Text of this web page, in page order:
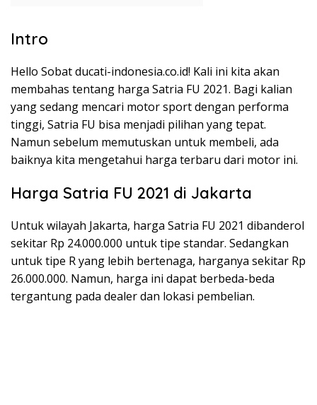
Intro
Hello Sobat ducati-indonesia.co.id! Kali ini kita akan
membahas tentang harga Satria FU 2021. Bagi kalian
yang sedang mencari motor sport dengan performa
tinggi, Satria FU bisa menjadi pilihan yang tepat.
Namun sebelum memutuskan untuk membeli, ada
baiknya kita mengetahui harga terbaru dari motor ini.
Harga Satria FU 2021 di Jakarta
Untuk wilayah Jakarta, harga Satria FU 2021 dibanderol
sekitar Rp 24.000.000 untuk tipe standar. Sedangkan
untuk tipe R yang lebih bertenaga, harganya sekitar Rp
26.000.000. Namun, harga ini dapat berbeda-beda
tergantung pada dealer dan lokasi pembelian.